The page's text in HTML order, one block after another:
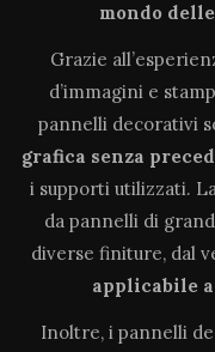
mondo
Grazie
d’immagini e
pannelli decorativi
grafica senza
i supporti utilizzati.
da pannelli di
diverse finiture, dal
applicabile
Inoltre, i pannelli